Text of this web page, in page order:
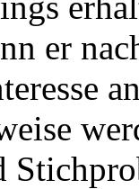
er